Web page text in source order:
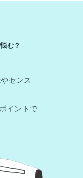
む？
センス
イントで